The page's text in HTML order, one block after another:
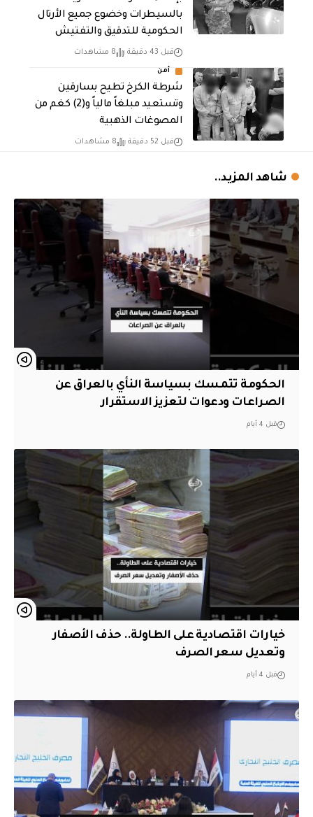
بالسيطرات وخضوع جميع الأرتال
الحكومية للتدقيق والتفتيش
قبل 43 دقيقة 8 مشاهدات
أمن
شرطة الكرخ تطيح بسارقين
وتستعيد مبلغاً مالياً و(2) كغم من
المصوغات الذهبية
قبل 52 دقيقة 8 مشاهدات
شاهد المزيد..
الحكومة تتمسك بسياسة النأي بالعراق عن
الصراعات ودعوات لتعزيز الاستقرار
قبل 4 أيام
خيارات اقتصادية على الطاولة.. حذف الأصفار
وتعديل سعر الصرف
قبل 4 أيام